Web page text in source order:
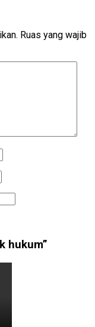
Ruas yang wajib
hukum”